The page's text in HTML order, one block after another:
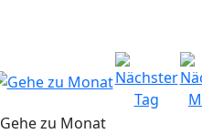
Gehe zu Monat